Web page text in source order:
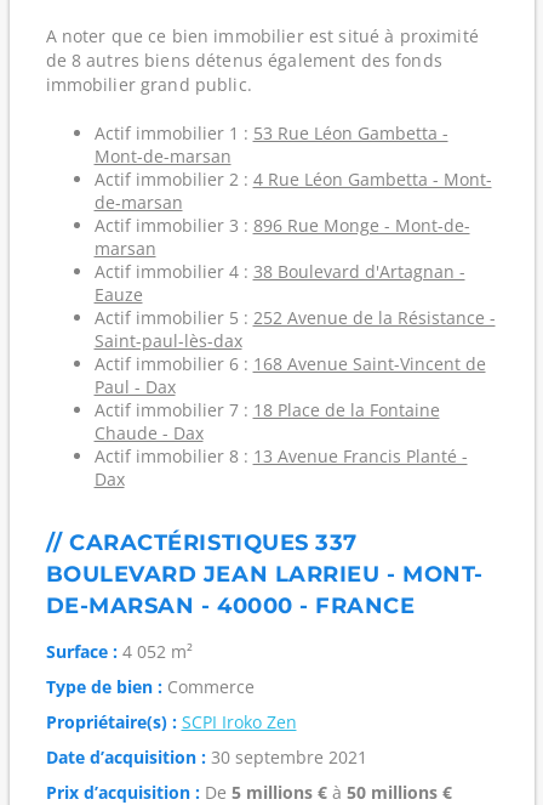
A noter que ce bien immobilier est situé à proximité
de 8 autres biens détenus également des fonds
immobilier grand public.
Actif immobilier 1 : 53 Rue Léon Gambetta -
Mont-de-marsan
Actif immobilier 2 : 4 Rue Léon Gambetta - Mont-
de-marsan
Actif immobilier 3 : 896 Rue Monge - Mont-de-
marsan
Actif immobilier 4 : 38 Boulevard d'Artagnan -
Eauze
Actif immobilier 5 : 252 Avenue de la Résistance -
Saint-paul-lès-dax
Actif immobilier 6 : 168 Avenue Saint-Vincent de
Paul - Dax
Actif immobilier 7 : 18 Place de la Fontaine
Chaude - Dax
Actif immobilier 8 : 13 Avenue Francis Planté -
Dax
// CARACTÉRISTIQUES 337
BOULEVARD JEAN LARRIEU - MONT-
DE-MARSAN - 40000 - FRANCE
Surface :4 052 m²
Type de bien :Commerce
Propriétaire(s) : SCPI Iroko Zen
Date d’acquisition :30 septembre 2021
Prix d’acquisition :De 5 millions €à 50 millions €